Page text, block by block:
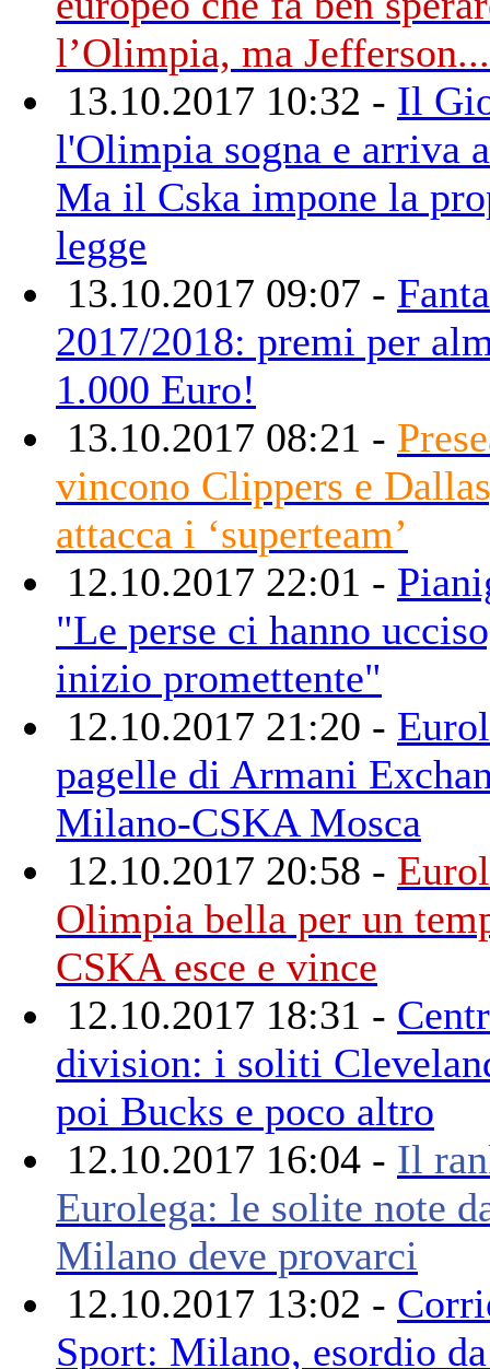
l’Olimpia, ma Jefferson...
13.10.2017 10:32 - Il
l'Olimpia sogna e arriva
Ma il Cska impone la
legge
13.10.2017 09:07 -
2017/2018: premi per
1.000 Euro!
13.10.2017 08:21 -
vincono Clippers e
attacca i ‘superteam’
12.10.2017 22:01 -
"Le perse ci hanno
inizio promettente"
12.10.2017 21:20 -
pagelle di Armani
Milano-CSKA Mosca
12.10.2017 20:58 -
Olimpia bella per un
CSKA esce e vince
12.10.2017 18:31 -
division: i soliti
poi Bucks e poco altro
12.10.2017 16:04 - Il
Eurolega: le solite note
Milano deve provarci
12.10.2017 13:02 -
Sport: Milano, esordio